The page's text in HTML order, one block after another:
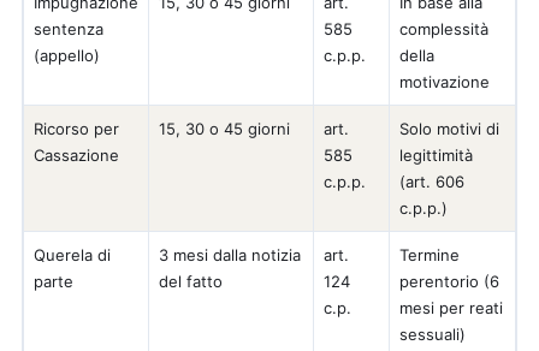
sentenza
(appello)
585
c.p.p.
complessità
della
motivazione
Ricorso per
Cassazione
15, 30 o 45 giorni
art.
585
c.p.p.
Solo motivi di
legittimità
(art. 606
c.p.p.)
Querela di
parte
3 mesi dalla notizia
del fatto
art.
124
c.p.
Termine
perentorio (6
mesi per reati
sessuali)